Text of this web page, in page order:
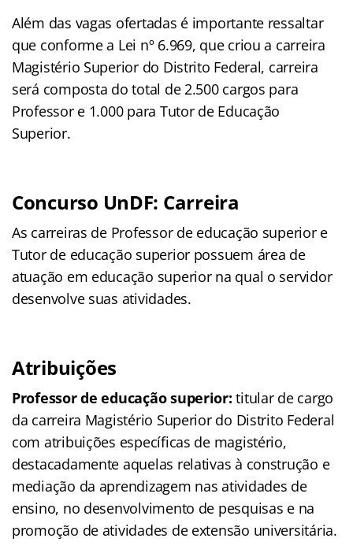
Além das vagas ofertadas é importante ressaltar
que conforme a Lei nº 6.969, que criou a carreira
Magistério Superior do Distrito Federal, carreira
será composta do total de 2.500 cargos para
Professor e 1.000 para Tutor de Educação
Superior.
Concurso UnDF: Carreira
As carreiras de Professor de educação superior e
Tutor de educação superior possuem área de
atuação em educação superior na qual o servidor
desenvolve suas atividades.
Atribuições
Professor de educação superior: titular de cargo
da carreira Magistério Superior do Distrito Federal
com atribuições específicas de magistério,
destacadamente aquelas relativas à construção e
mediação da aprendizagem nas atividades de
ensino, no desenvolvimento de pesquisas e na
promoção de atividades de extensão universitária.